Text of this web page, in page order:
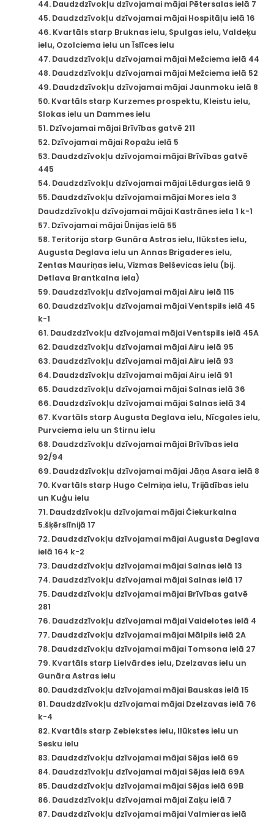
44. Daudzdzīvokļu dzīvojamai mājai Pētersalas ielā 7
45. Daudzdzīvokļu dzīvojamai mājai Hospitāļu ielā 16
46. Kvartāls starp Bruknas ielu, Spulgas ielu, Valdeķu
ielu, Ozolciema ielu un Īslīces ielu
47. Daudzdzīvokļu dzīvojamai mājai Mežciema ielā 44
48. Daudzdzīvokļu dzīvojamai mājai Mežciema ielā 52
49. Daudzdzīvokļu dzīvojamai mājai Jaunmoku ielā 8
50. Kvartāls starp Kurzemes prospektu, Kleistu ielu,
Slokas ielu un Dammes ielu
51. Dzīvojamai mājai Brīvības gatvē 211
52. Dzīvojamai mājai Ropažu ielā 5
53. Daudzdzīvokļu dzīvojamai mājai Brīvības gatvē
445
54. Daudzdzīvokļu dzīvojamai mājai Lēdurgas ielā 9
55. Daudzdzīvokļu dzīvojamai mājai Mores iela 3
Daudzdzīvokļu dzīvojamai mājai Kastrānes iela 1 k-1
57. Dzīvojamai mājai Ūnijas ielā 55
58. Teritorija starp Gunāra Astras ielu, Ilūkstes ielu,
Augusta Deglava ielu un Annas Brigaderes ielu,
Zentas Mauriņas ielu, Vizmas Belševicas ielu (bij.
Detlava Brantkalna iela)
59. Daudzdzīvokļu dzīvojamai mājai Airu ielā 115
60. Daudzdzīvokļu dzīvojamai mājai Ventspils ielā 45
k-1
61. Daudzdzīvokļu dzīvojamai mājai Ventspils ielā 45A
62. Daudzdzīvokļu dzīvojamai mājai Airu ielā 95
63. Daudzdzīvokļu dzīvojamai mājai Airu ielā 93
64. Daudzdzīvokļu dzīvojamai mājai Airu ielā 91
65. Daudzdzīvokļu dzīvojamai mājai Salnas ielā 36
66. Daudzdzīvokļu dzīvojamai mājai Salnas ielā 34
67. Kvartāls starp Augusta Deglava ielu, Nīcgales ielu,
Purvciema ielu un Stirnu ielu
68. Daudzdzīvokļu dzīvojamai mājai Brīvības iela
92/94
69. Daudzdzīvokļu dzīvojamai mājai Jāņa Asara ielā 8
70. Kvartāls starp Hugo Celmiņa ielu, Trijādības ielu
un Kuģu ielu
71. Daudzdzīvokļu dzīvojamai mājai Čiekurkalna
5.šķērslīnijā 17
72. Daudzdzīvokļu dzīvojamai mājai Augusta Deglava
ielā 164 k-2
73. Daudzdzīvokļu dzīvojamai mājai Salnas ielā 13
74. Daudzdzīvokļu dzīvojamai mājai Salnas ielā 17
75. Daudzdzīvokļu dzīvojamai mājai Brīvības gatvē
281
76. Daudzdzīvokļu dzīvojamai mājai Vaidelotes ielā 4
77. Daudzdzīvokļu dzīvojamai mājai Mālpils ielā 2A
78. Daudzdzīvokļu dzīvojamai mājai Tomsona ielā 27
79. Kvartāls starp Lielvārdes ielu, Dzelzavas ielu un
Gunāra Astras ielu
80. Daudzdzīvokļu dzīvojamai mājai Bauskas ielā 15
81. Daudzdzīvokļu dzīvojamai mājai Dzelzavas ielā 76
k-4
82. Kvartāls starp Zebiekstes ielu, Ilūkstes ielu un
Sesku ielu
83. Daudzdzīvokļu dzīvojamai mājai Sējas ielā 69
84. Daudzdzīvokļu dzīvojamai mājai Sējas ielā 69A
85. Daudzdzīvokļu dzīvojamai mājai Sējas ielā 69B
86. Daudzdzīvokļu dzīvojamai mājai Zaķu ielā 7
87. Daudzdzīvokļu dzīvojamai mājai Valmieras ielā